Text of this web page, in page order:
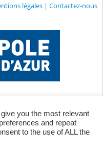
légales| Contactez-nous
you the most relevant
and repeat
to the use of ALL the